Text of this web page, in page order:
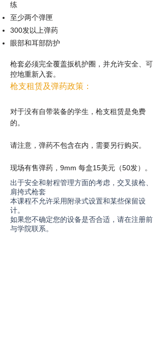
练
至少两个弹匣
300发以上弹药
眼部和耳部防护
枪套必须完全覆盖扳机护圈，并允许安全、可
控地重新入套。
枪支租赁及弹药政策：
对于没有自带装备的学生，枪支租赁是免费
的。
请注意，弹药不包含在内，需要另行购买。
现场有售弹药，9mm 每盒15美元（50发）。
出于安全和射程管理方面的考虑，交叉拔枪、
肩挎式枪套
本课程不允许采用附录式设置和某些保留设
计。
如果您不确定您的设备是否合适，请在注册前
与学院联系。